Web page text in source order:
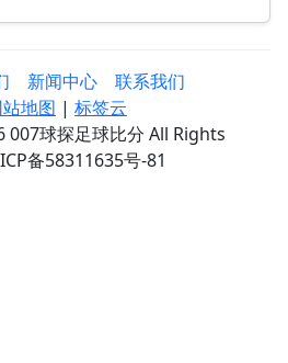
新闻中心
联系我们
地图 | 标签云
球探足球比分 All Rights
备58311635号-81